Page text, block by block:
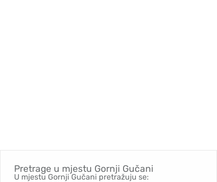
Pretrage u mjestu Gornji Gučani
U mjestu Gornji Gučani pretražuju se: